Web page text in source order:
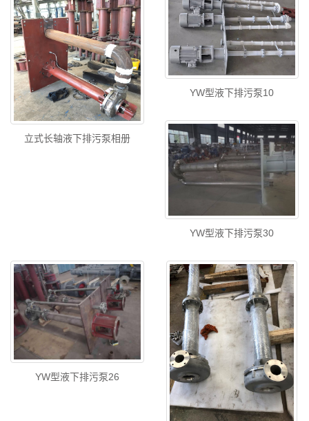
立式长轴液下排污泵相册
YW型液下排污泵10
YW型液下排污泵30
YW型液下排污泵26